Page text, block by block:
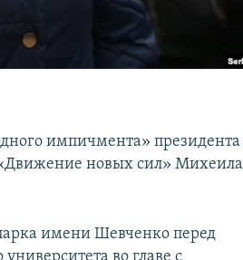
импичмента» президента
новых сил» Михеила
имени Шевченко перед